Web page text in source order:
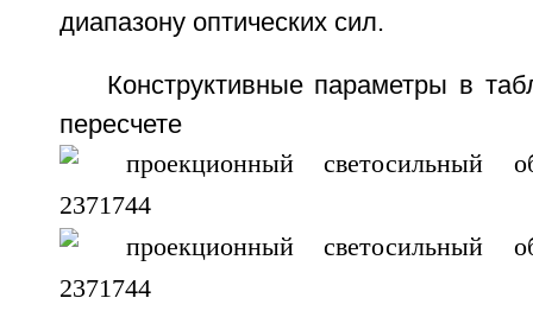
диапазону оптических сил.
Конструктивные параметры в